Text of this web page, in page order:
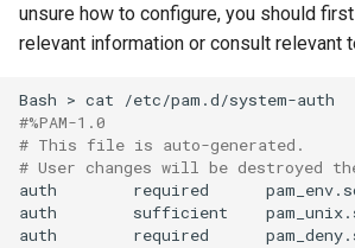
unsure how to configure, you should
relevant information or consult relevant
Bash > cat
#%PAM-1.0
# This file is auto-generated.
# User changes will be destroyed
auth
required
auth
sufficient
auth
required